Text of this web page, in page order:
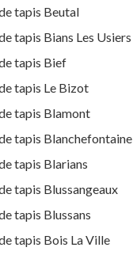
tapis Beutal
tapis Bians Les Usiers
tapis Bief
tapis Le Bizot
tapis Blamont
tapis Blanchefontaine
tapis Blarians
tapis Blussangeaux
tapis Blussans
tapis Bois La Ville